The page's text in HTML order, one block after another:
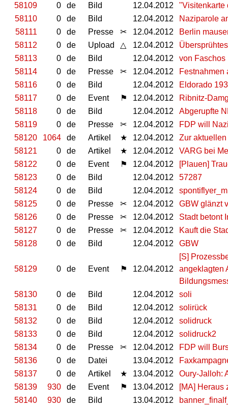
58109
0 de Bild 12.04.2012
"Visitenkarte
58110
0 de Bild 12.04.2012
Naziparole
58111
0 de Presse ✂ 12.04.2012
Berlin
58112
0 de Upload △ 12.04.2012
58113
0 de Bild 12.04.2012
von Faschos
58114
0 de Presse ✂ 12.04.2012
Festnahmen
58116
0 de Bild 12.04.2012
Eldorado
58117
0 de Event ⚑ 12.04.2012
Ribnitz-
58118
0 de Bild 12.04.2012
Abgerupfte
58119
0 de Presse ✂ 12.04.2012
FDP will
58120
1064 de Artikel ★ 12.04.2012
Zur
58121
0 de Artikel ★ 12.04.2012
VARG bei
58122
0 de Event ⚑ 12.04.2012
[Plauen]
58123
0 de Bild 12.04.2012
57287
58124
0 de Bild 12.04.2012
58125
0 de Presse ✂ 12.04.2012
GBW glänzt
58126
0 de Presse ✂ 12.04.2012
Stadt betont
58127
0 de Presse ✂ 12.04.2012
Kauft die
58128
0 de Bild 12.04.2012 GBW
58129 0 de Event ⚑ 12.04.2012
[S]
angeklagten
58130
0 de Bild 12.04.2012
soli
58131
0 de Bild 12.04.2012
solirück
58132
0 de Bild 12.04.2012
solidruck
58133
0 de Bild 12.04.2012
solidruck2
58134
0 de Presse ✂ 12.04.2012
FDP will
58136
0 de Datei 13.04.2012
58137
0 de Artikel ★ 13.04.2012
Oury-Jalloh:
58139
930 de Event ⚑ 13.04.2012
[MA] Heraus
58140
930 de Bild 13.04.2012